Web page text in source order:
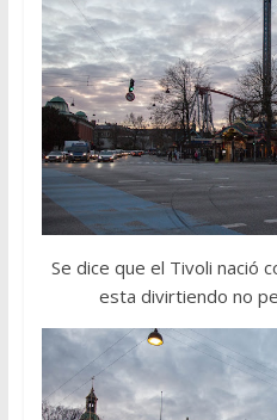
Se dice que el Tivoli nació
esta divirtiendo no